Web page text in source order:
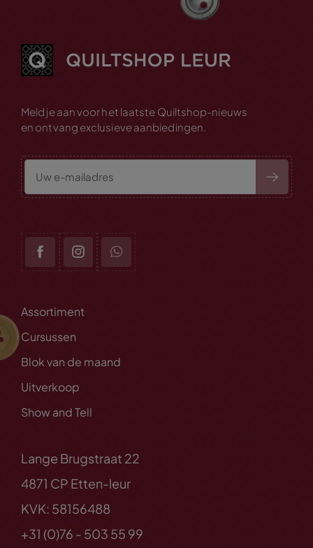
Meld je aan voor het laatste Quiltshop-nieuws
en ontvang exclusieve aanbiedingen.
Assortiment
Cursussen
Blok van de maand
Uitverkoop
Show and Tell
Lange Brugstraat 22
4871 CP Etten-leur
KVK: 58156488
+31 (0)76 - 503 55 99